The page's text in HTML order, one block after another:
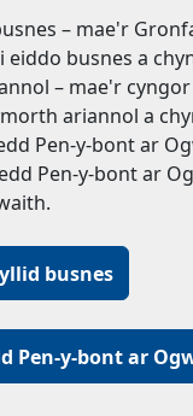
– mae'r
eiddo busnes a
– mae'r
ariannol a
Pen-y-bont ar
Pen-y-bont ar
busnes
Pen-y-bont ar